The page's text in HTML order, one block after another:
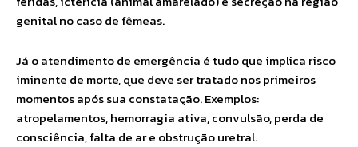
genital no caso de fêmeas.
Já o atendimento de emergência é tudo que implica risco
iminente de morte, que deve ser tratado nos primeiros
momentos após sua constatação. Exemplos:
atropelamentos, hemorragia ativa, convulsão, perda de
consciência, falta de ar e obstrução uretral.